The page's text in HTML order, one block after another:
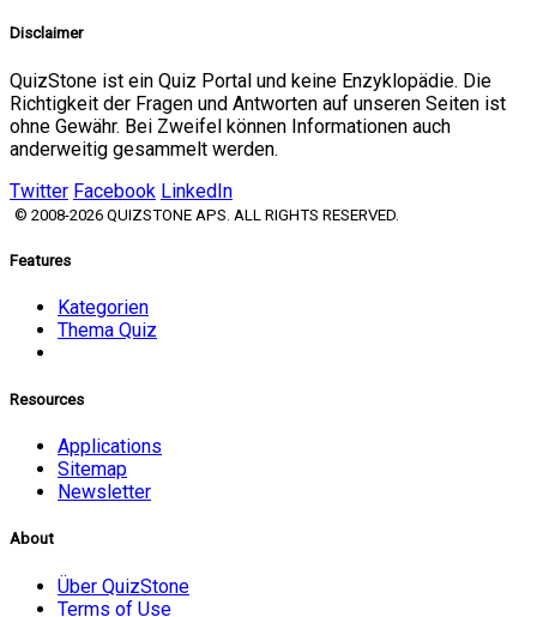
Disclaimer
QuizStone ist ein Quiz Portal und keine Enzyklopädie. Die
Richtigkeit der Fragen und Antworten auf unseren Seiten ist
ohne Gewähr. Bei Zweifel können Informationen auch
anderweitig gesammelt werden.
Twitter Facebook LinkedIn
© 2008-2026 QUIZSTONE APS. ALL RIGHTS RESERVED.
Features
Kategorien
Thema Quiz
Resources
Applications
Sitemap
Newsletter
About
Über QuizStone
Terms of Use